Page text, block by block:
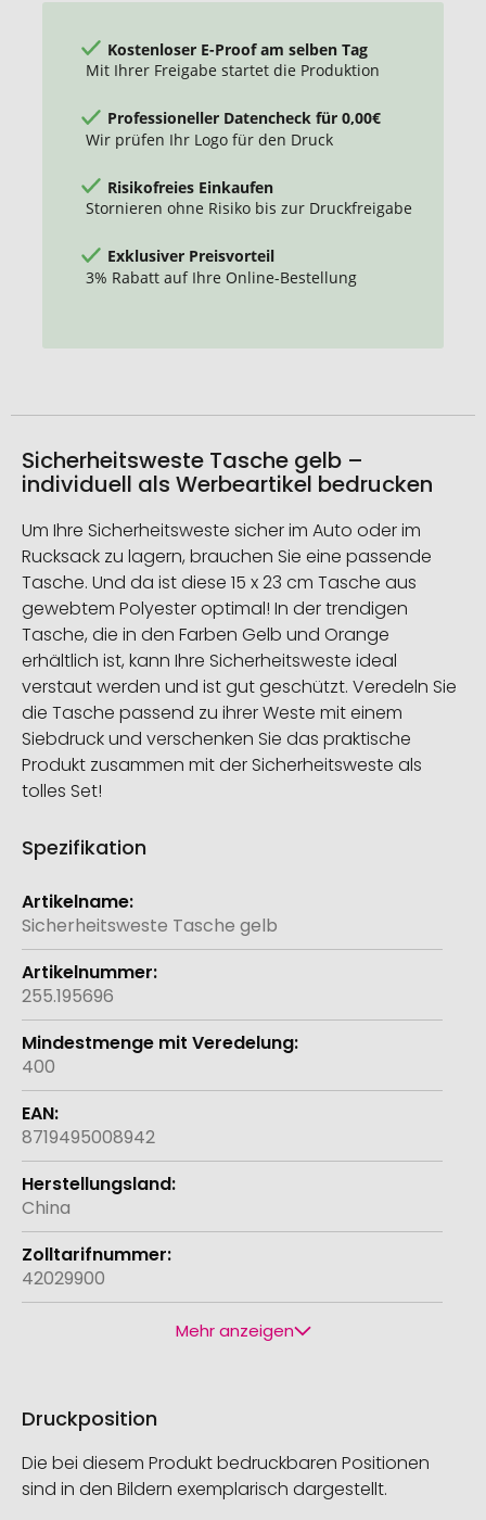
Kostenloser E-Proof am selben Tag
Mit Ihrer Freigabe startet die Produktion
Professioneller Datencheck für 0,00€
Wir prüfen Ihr Logo für den Druck
Risikofreies Einkaufen
Stornieren ohne Risiko bis zur Druckfreigabe
Exklusiver Preisvorteil
3% Rabatt auf Ihre Online-Bestellung
Sicherheitsweste Tasche gelb –
individuell als Werbeartikel bedrucken
Um Ihre Sicherheitsweste sicher im Auto oder im
Rucksack zu lagern, brauchen Sie eine passende
Tasche. Und da ist diese 15 x 23 cm Tasche aus
gewebtem Polyester optimal! In der trendigen
Tasche, die in den Farben Gelb und Orange
erhältlich ist, kann Ihre Sicherheitsweste ideal
verstaut werden und ist gut geschützt. Veredeln Sie
die Tasche passend zu ihrer Weste mit einem
Siebdruck und verschenken Sie das praktische
Produkt zusammen mit der Sicherheitsweste als
tolles Set!
Spezifikation
Weitere
Informationen
Sicherheitsweste Tasche gelb
255.195696
400
8719495008942
China
42029900
Mehr anzeigen
Druckposition
Die bei diesem Produkt bedruckbaren Positionen
sind in den Bildern exemplarisch dargestellt.